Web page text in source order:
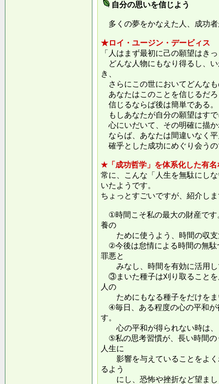
自分の思いを信じよう
多くの夢をかなえた人、成功
★ロイ・ユージン・デービィス
「人はまず最初に己の願望はき
どんな人物にもなり得るし、
き、
さらにこの世においてどんな
あなたはこのことを信じるだ
信じるならば後は簡単である。
もしあなたが自分の願望はす
心にいだいて、その明確に描
ならば、あなたは間違いなく
確乎とした成功にめぐり会う
★「成功哲学」を体系化した有
常に、こんな「人生を無駄にし
いたようです。
ちょっとすごいですが、紹介し
①時間こそ私の最大の財産です
養の
ために使うよう、時間の収支
②今後は怠情による時間の無駄
罪悪と
みなし、時間を有効に活用し
③まいた種子は刈り取ることを
人の
ためにもなる種子をだけをま
④毎日、ある程度の心の平和が
す。
心の平和が得られない時は、
⑤私の思考習慣が、長い時間の
人生に
影響を与えていることをよく
るよう
にし、恐怖や挫折など望まし